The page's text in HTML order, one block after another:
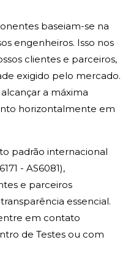
baseiam-se na
engenheiros. Isso nos
clientes e parceiros,
exigido pelo mercado.
a máxima
horizontalmente em
padrão internacional
- AS6081),
e parceiros
essencial.
em contato
de Testes ou com